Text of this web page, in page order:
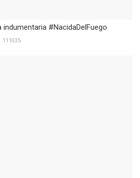
indumentaria #NacidaDelFuego
111035